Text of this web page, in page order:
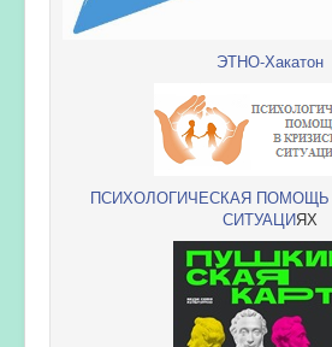
ЭТНО-Хакатон
ПСИХОЛОГИЧЕСКАЯ
СИТУАЦИЯХ